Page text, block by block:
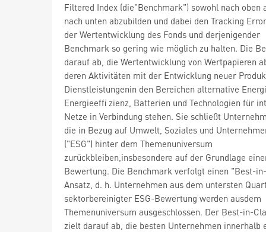
Filtered Index (die"Benchmark") sowohl nach oben
nach unten abzubilden und dabei den Tracking
der Wertentwicklung des Fonds und derjenigender
Benchmark so gering wie möglich zu halten. Die
darauf ab, die Wertentwicklung von Wertpapieren
deren Aktivitäten mit der Entwicklung neuer
Dienstleistungenin den Bereichen alternative
Energieeffi zienz, Batterien und Technologien für
Netze in Verbindung stehen. Sie schließt
die in Bezug auf Umwelt, Soziales und
("ESG") hinter dem Themenuniversum
zurückbleiben,insbesondere auf der Grundlage
Bewertung. Die Benchmark verfolgt einen "Best-
Ansatz, d. h. Unternehmen aus dem untersten
sektorbereinigter ESG-Bewertung werden ausdem
Themenuniversum ausgeschlossen. Der Best-in-
zielt darauf ab, die besten Unternehmen innerhalb